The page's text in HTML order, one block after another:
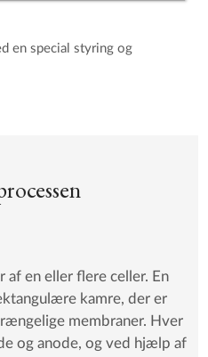
en special styring og
af en eller flere celler. En
kamre, der er
membraner. Hver
og anode, og ved hjælp af